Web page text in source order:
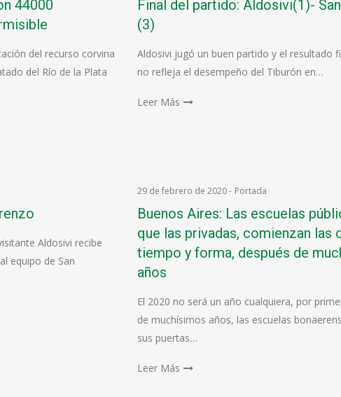
44000
del recurso corvina
del Río de la Plata
Final del partido: Aldosivi(1)-
(3)
Aldosivi jugó un buen partido y el resultado
no refleja el desempeño del Tiburón en…
Leer Más
Aldosivi recibe
equipo de San
29 de febrero de 2020- Portada
Buenos Aires: Las escuelas
que las privadas, comienzan las
tiempo y forma, después de
años
El 2020 no será un año cualquiera, por
de muchísimos años, las escuelas
sus puertas…
Leer Más